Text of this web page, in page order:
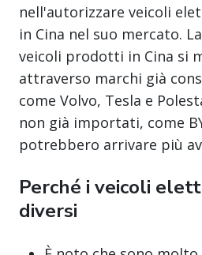
nell'autorizzare veicoli
in Cina nel suo mercato.
veicoli prodotti in Cina si
attraverso marchi già
come Volvo, Tesla e
non già importati, come
potrebbero arrivare più
Perché i veicoli
diversi